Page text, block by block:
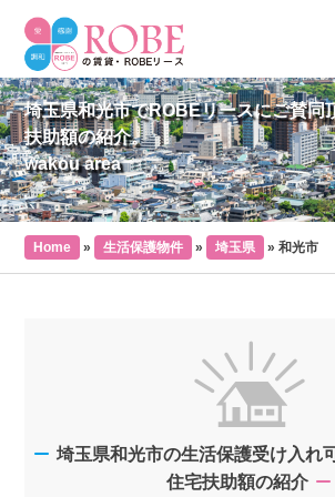
埼玉県和光市でROBEリースにご賛同
扶助額の紹介。
wakou area
Home » 生活保護物件 » 埼玉県 »和光市
埼玉県和光市の生活保護受け入れ
住宅扶助額の紹介